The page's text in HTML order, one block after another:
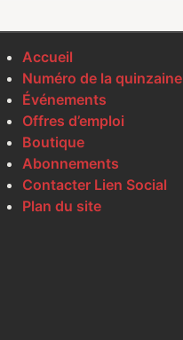
Accueil
Numéro de la quinzaine
Événements
Offres d’emploi
Boutique
Abonnements
Contacter Lien Social
Plan du site